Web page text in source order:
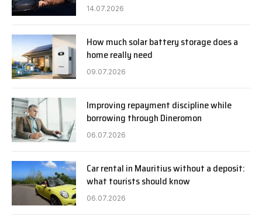
14.07.2026
How much solar battery storage does a
home really need
09.07.2026
Improving repayment discipline while
borrowing through Dineromon
06.07.2026
Car rental in Mauritius without a deposit:
what tourists should know
06.07.2026